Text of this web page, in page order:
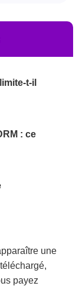
t-il
: ce
une
payez